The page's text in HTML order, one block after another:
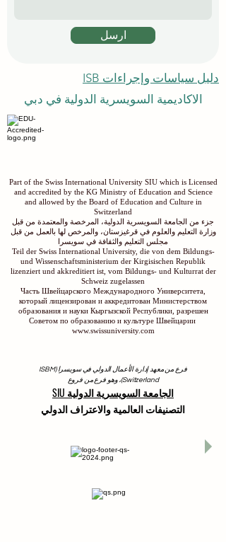
ارسل
دليل سياسات وإجراءات ISB
الاكاديمية السويسرية الدولية في دبي
Part of the Swiss International University SIU which is Licensed
and accredited by the KG Ministry of Education and Science
and allowed by the Board of Education and Culture in
Switzerland
جزء من الجامعة السويسرية الدولية، المرخصة والمعتمدة من قبل
وزارة التعليم والعلوم في قرغيزستان، والمرخص لها بالعمل من قبل
مجلس التعليم والثقافة في سويسرا
Teil der Swiss International University, die von dem Bildungs-
und Wissenschaftsministerium der Kirgisischen Republik
lizenziert und akkreditiert ist, vom Bildungs- und Kulturrat der
Schweiz zugelassen
Часть Швейцарского Международного Университета,
который лицензирован и аккредитован Министерством
образования и науки Кыргызской Республики, разрешен
Советом по образованию и культуре Швейцарии
www.swissuniversity.com
فرع من معهد إدارة الأعمال الدولي في سويسرا (ISBM
Switzerland)، وهو فرع من فروع
الجامعة السويسرية الدولية SIU
التصنيفات العالمية والاعتراف الدولي